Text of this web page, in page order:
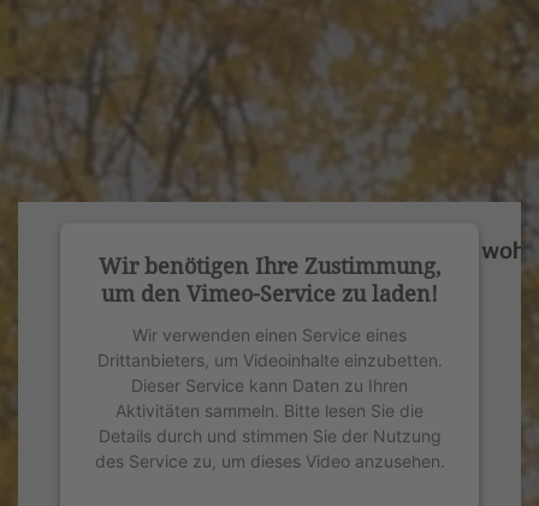
Wir benötigen Ihre Zustimmung,
um den Vimeo-Service zu laden!
Wir verwenden einen Service eines
Drittanbieters, um Videoinhalte einzubetten.
Dieser Service kann Daten zu Ihren
Aktivitäten sammeln. Bitte lesen Sie die
Details durch und stimmen Sie der Nutzung
des Service zu, um dieses Video anzusehen.